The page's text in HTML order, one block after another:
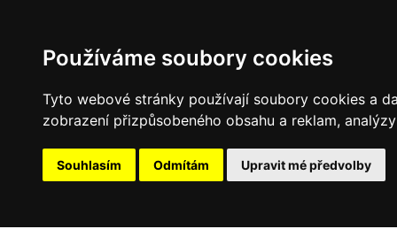
Používáme soubory cookies
Tyto webové stránky používají soubory cookies a
zobrazení přizpůsobeného obsahu a reklam,
Souhlasím Odmítám Upravit mé předvolby